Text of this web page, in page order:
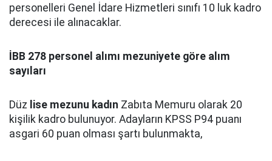
personelleri Genel İdare Hizmetleri sınıfı 10 luk kadro
derecesi ile alınacaklar.
İBB 278 personel alımı mezuniyete göre alım
sayıları
Düz lise mezunu kadın Zabıta Memuru olarak 20
kişilik kadro bulunuyor. Adayların KPSS P94 puanı
asgari 60 puan olması şartı bulunmakta,